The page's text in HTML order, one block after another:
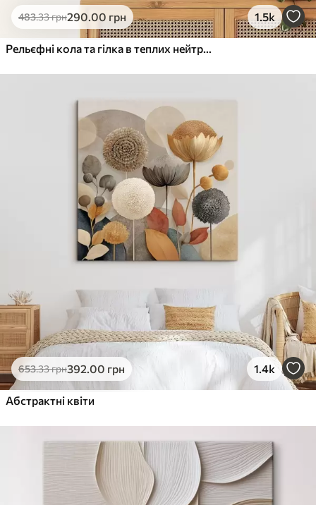
483.33грн290.00 грн 1.5k
Рельєфні кола та гілка в теплих нейтральних тонах
653.33грн392.00 грн 1.4k
Абстрактні квіти